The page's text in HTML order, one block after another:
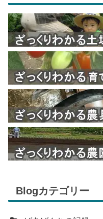
Blogカテゴリー